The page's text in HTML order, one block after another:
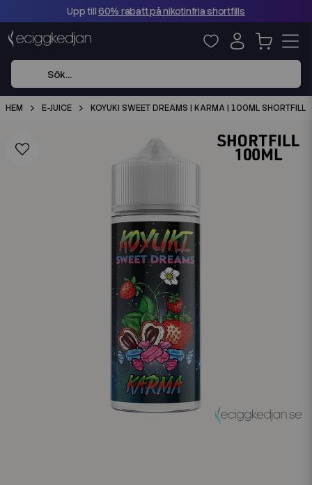
Upp till60% rabatt på nikotinfria shortfills
HEM E-JUICE KOYUKI SWEET DREAMS | KARMA | 100ML SHORTFILL